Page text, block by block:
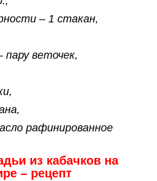
– 1 стакан,
пару веточек,
рафинированное
из кабачков на
– рецепт